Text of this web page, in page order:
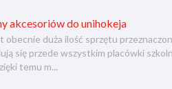
akcesoriów do unihokeja
obecnie duża ilość sprzętu
się przede wszystkim placówki
temu m...